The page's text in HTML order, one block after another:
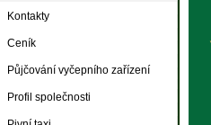
Kontakty
Ceník
Půjčování vyčepního zařízení
Profil společnosti